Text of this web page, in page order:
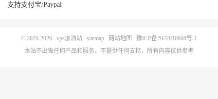
支持支付宝/Paypal
© 2020-2026 vps加油站 sitemap 网站地图
豫ICP备2022010808号-1
本站不出售任何产品和服务，不提供任何支持，所有内容仅供参考